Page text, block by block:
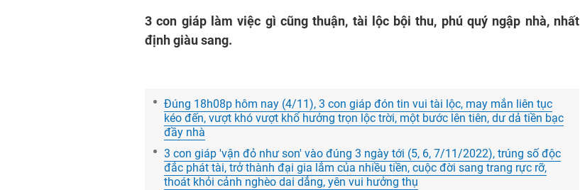
3 con giáp làm việc gì cũng thuận, tài lộc bội thu, phú quý ngập nhà, nhất
định giàu sang.
Đúng 18h08p hôm nay (4/11), 3 con giáp đón tin vui tài lộc, may mắn liên tục
kéo đến, vượt khó vượt khổ hưởng trọn lộc trời, một bước lên tiên, dư dả tiền bạc
đầy nhà
3 con giáp 'vận đỏ như son' vào đúng 3 ngày tới (5, 6, 7/11/2022), trúng số độc
đắc phát tài, trở thành đại gia lắm của nhiều tiền, cuộc đời sang trang rực rỡ,
thoát khỏi cảnh nghèo dai dẳng, yên vui hưởng thụ